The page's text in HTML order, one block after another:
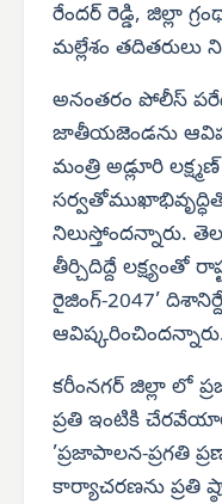
రేందర్ రెడ్డి, జిల్లా
మల్లేశం తదితరులు
అనంతరం పోలీస్
జాతీయజెండను
మంత్రి అడ్లూరి
నిలుస్తోందన్నారు.
తీర్చిదిద్దే లక్ష్యంతో
రైజింగ్-2047’
కరీంనగర్ జిల్లా లో
ప్రతి ఇంటికి
’ప్రజాపాలన-ప్రగతి
కార్యాచరణను ప్రతి